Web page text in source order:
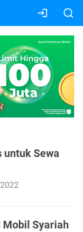
untuk Sewa
Mobil Syariah